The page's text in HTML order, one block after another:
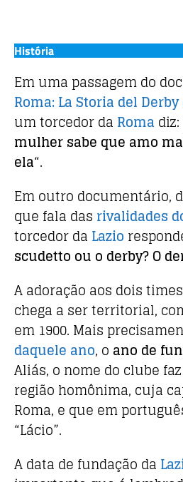
História
Em uma passagem do
Roma: La Storia del
um torcedor da Roma diz:
mulher sabe que amo
ela“.
Em outro documentário,
que fala das rivalidades
torcedor da Lazio
scudetto ou o derby? O
A adoração aos dois
chega a ser territorial,
em 1900. Mais
daquele ano, o ano de
Aliás, o nome do clube
região homônima, cuja
Roma, e que em
“Lácio”.
A data de fundação da